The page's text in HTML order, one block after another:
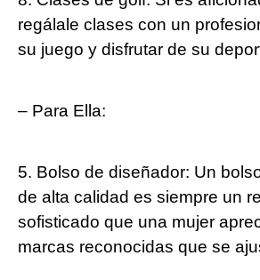
regálale clases con un
su juego y disfrutar de su
– Para Ella:
5. Bolso de diseñador: Un
de alta calidad es siempre un
sofisticado que una mujer
marcas reconocidas que se